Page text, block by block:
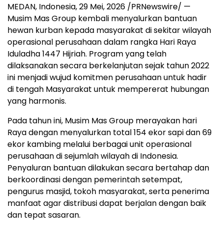
MEDAN, Indonesia,29 Mei, 2026 /PRNewswire/ —
Musim Mas Group kembali menyalurkan bantuan
hewan kurban kepada masyarakat di sekitar wilayah
operasional perusahaan dalam rangka Hari Raya
Iduladha 1447 Hijriah. Program yang telah
dilaksanakan secara berkelanjutan sejak tahun 2022
ini menjadi wujud komitmen perusahaan untuk hadir
di tengah Masyarakat untuk mempererat hubungan
yang harmonis.
Pada tahun ini, Musim Mas Group merayakan hari
Raya dengan menyalurkan total 154 ekor sapi dan 69
ekor kambing melalui berbagai unit operasional
perusahaan di sejumlah wilayah di Indonesia.
Penyaluran bantuan dilakukan secara bertahap dan
berkoordinasi dengan pemerintah setempat,
pengurus masjid, tokoh masyarakat, serta penerima
manfaat agar distribusi dapat berjalan dengan baik
dan tepat sasaran.